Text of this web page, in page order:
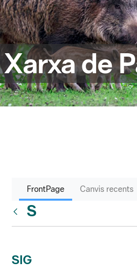
de
FrontPage Canvis recents
S
SIG